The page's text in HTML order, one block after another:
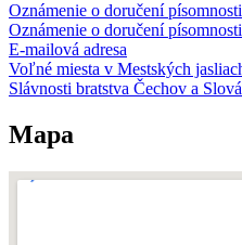
Oznámenie o doručení písomnosti
Oznámenie o doručení písomnosti
E-mailová adresa
Voľné miesta v Mestských
Slávnosti bratstva Čechov a
Mapa